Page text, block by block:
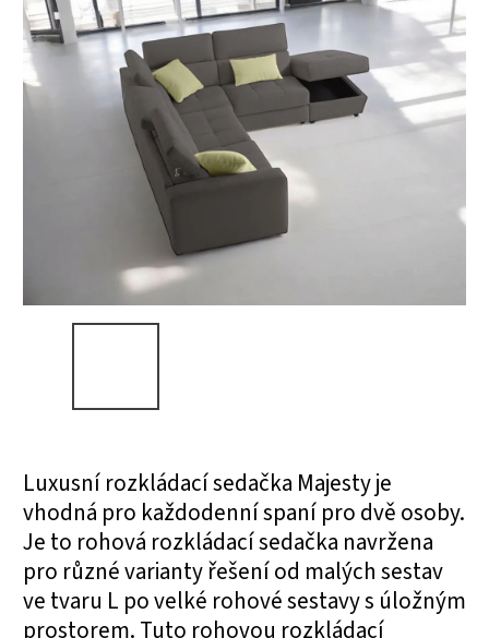
Luxusní rozkládací sedačka Majesty je
vhodná pro každodenní spaní pro dvě osoby.
Je to rohová rozkládací sedačka navržena
pro různé varianty řešení od malých sestav
ve tvaru L po velké rohové sestavy s úložným
prostorem. Tuto rohovou rozkládací